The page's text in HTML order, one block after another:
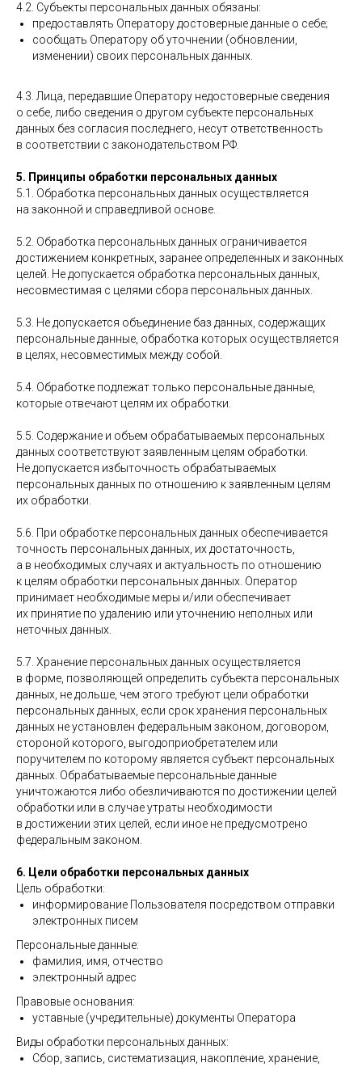
4.2. Субъекты персональных данных обязаны:
предоставлять Оператору достоверные данные о себе;
сообщать Оператору об уточнении (обновлении,
изменении) своих персональных данных.
4.3. Лица, передавшие Оператору недостоверные сведения
о себе, либо сведения о другом субъекте персональных
данных без согласия последнего, несут ответственность
в соответствии с законодательством РФ.
5. Принципы обработки персональных данных
5.1. Обработка персональных данных осуществляется
на законной и справедливой основе.
5.2. Обработка персональных данных ограничивается
достижением конкретных, заранее определенных и законных
целей. Не допускается обработка персональных данных,
несовместимая с целями сбора персональных данных.
5.3. Не допускается объединение баз данных, содержащих
персональные данные, обработка которых осуществляется
в целях, несовместимых между собой.
5.4. Обработке подлежат только персональные данные,
которые отвечают целям их обработки.
5.5. Содержание и объем обрабатываемых персональных
данных соответствуют заявленным целям обработки.
Не допускается избыточность обрабатываемых
персональных данных по отношению к заявленным целям
их обработки.
5.6. При обработке персональных данных обеспечивается
точность персональных данных, их достаточность,
а в необходимых случаях и актуальность по отношению
к целям обработки персональных данных. Оператор
принимает необходимые меры и/или обеспечивает
их принятие по удалению или уточнению неполных или
неточных данных.
5.7. Хранение персональных данных осуществляется
в форме, позволяющей определить субъекта персональных
данных, не дольше, чем этого требуют цели обработки
персональных данных, если срок хранения персональных
данных не установлен федеральным законом, договором,
стороной которого, выгодоприобретателем или
поручителем по которому является субъект персональных
данных. Обрабатываемые персональные данные
уничтожаются либо обезличиваются по достижении целей
обработки или в случае утраты необходимости
в достижении этих целей, если иное не предусмотрено
федеральным законом.
6. Цели обработки персональных данных
Цель обработки:
информирование Пользователя посредством отправки
электронных писем
Персональные данные:
фамилия, имя, отчество
электронный адрес
Правовые основания:
уставные (учредительные) документы Оператора
Виды обработки персональных данных:
Сбор, запись, систематизация, накопление, хранение,